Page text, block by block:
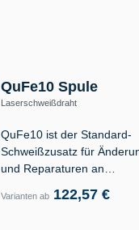
QuFe10 Spule
Laserschweißdraht
QuFe10 ist der Standard-
Schweißzusatz für
und Reparaturen an
Varianten ab122,57 €